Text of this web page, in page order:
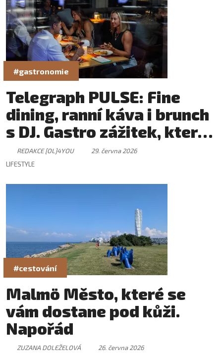
#gastronomie
Telegraph PULSE: Fine
dining, ranní káva i brunch
s DJ. Gastro zážitek, který
má svůj rytmus
REDAKCE [OL]4YOU
29. června 2026
LIFESTYLE
#cestování
Malmö Město, které se
vám dostane pod kůži.
Napořád
ZUZANA DOLEŽELOVÁ
26. června 2026